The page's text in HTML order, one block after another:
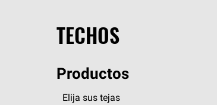
TECHOS
Productos
Elija sus tejas